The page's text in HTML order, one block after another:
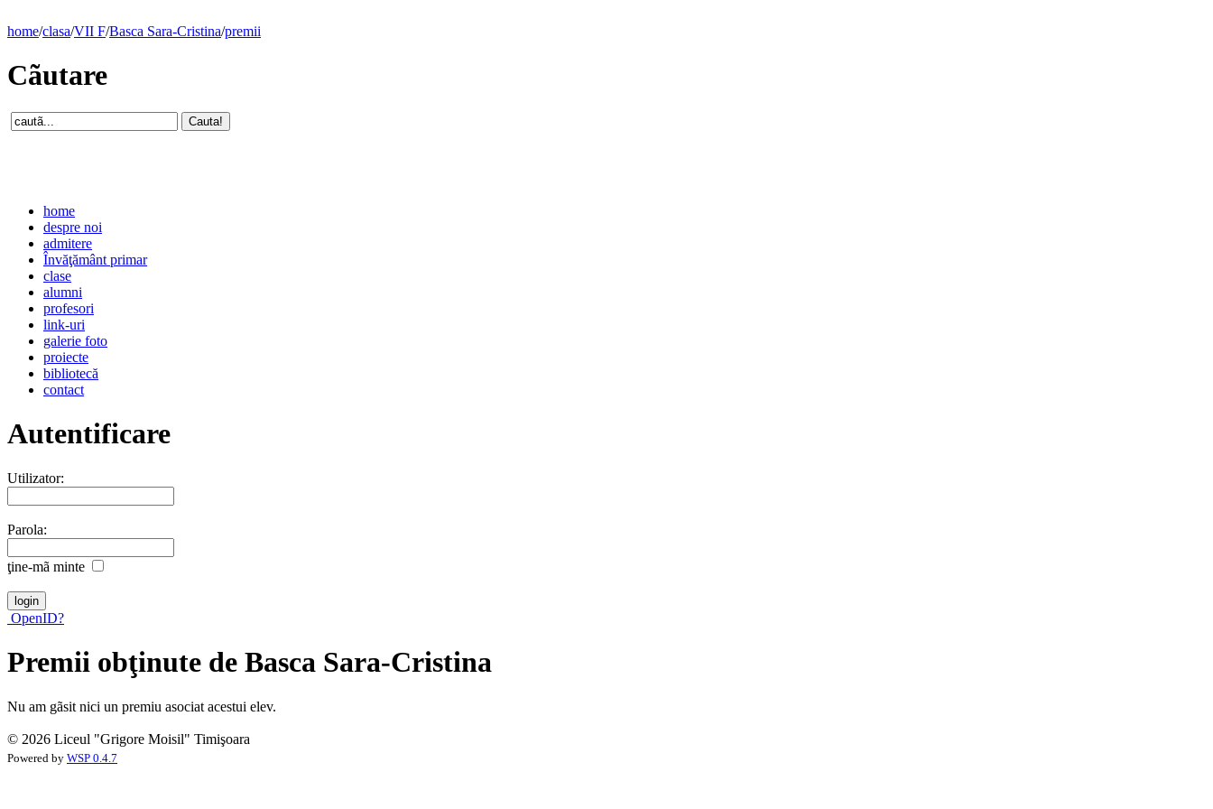
home/clasa/VII F/Basca Sara-Cristina/premii
Cãutare
home
despre noi
admitere
Învăţământ primar
clase
alumni
profesori
link-uri
galerie foto
proiecte
bibliotecă
contact
Autentificare
Utilizator:
Parola:
ţine-mã minte
OpenID?
Premii obţinute de Basca Sara-Cristina
Nu am gãsit nici un premiu asociat acestui elev.
© 2026 Liceul "Grigore Moisil" Timişoara
Powered by WSP 0.4.7